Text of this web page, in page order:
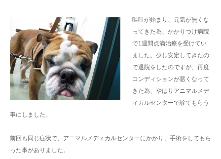
嘔吐が始まり、元気が無くな
ってきた為、かかりつけ病院
で1週間点滴治療を受けてい
ました。少し安定してきたの
で退院をしたのですが、再度
コンディションが悪くなって
きた為、やはりアニマルメデ
ィカルセンターで診てもらう
事にしました。
前回も同じ症状で、アニマルメディカルセンターにかかり、手術をしてもら
った事がありました。
contact us